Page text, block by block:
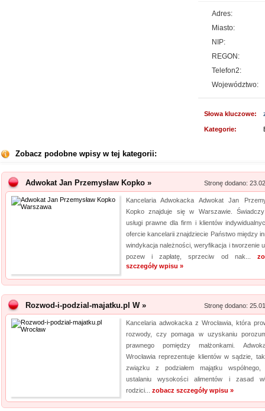
Adres:
Miasto:
NIP:
REGON:
Telefon2:
Województwo:
Słowa kluczowe:
Kategorie:
Zobacz podobne wpisy w tej kategorii:
Adwokat Jan Przemysław Kopko » Stronę dodano:
Kancelaria Adwokacka Adwokat Jan
Kopko znajduje się w Warszawie.
usługi prawne dla firm i klientów
ofercie kancelarii znajdziecie Państwo między
windykacja należności, weryfikacja i tworzenie
pozew i zapłatę, sprzeciw od nak...
szczegóły wpisu »
Rozwod-i-podzial-majatku.pl W » Stronę dodano:
Kancelaria adwokacka z Wrocławia, która
rozwody, czy pomaga w uzyskaniu
prawnego pomiędzy małżonkami.
Wrocławia reprezentuje klientów w sądzie,
związku z podziałem majątku wspólnego,
ustalaniu wysokości alimentów i zasad
rodzici... zobacz szczegóły wpisu »